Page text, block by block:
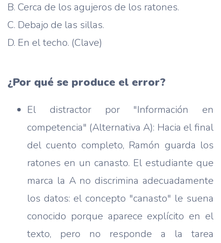
B. Cerca de los agujeros de los ratones.
C. Debajo de las sillas.
D. En el techo. (Clave)
¿Por qué se produce el error?
El distractor por "Información en
competencia" (Alternativa A): Hacia el final
del cuento completo, Ramón guarda los
ratones en un canasto. El estudiante que
marca la A no discrimina adecuadamente
los datos: el concepto "canasto" le suena
conocido porque aparece explícito en el
texto, pero no responde a la tarea